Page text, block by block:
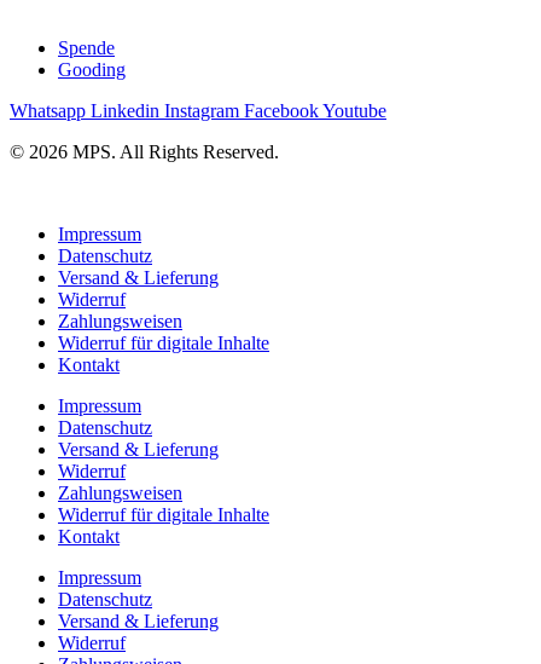
Spende
Gooding
Whatsapp Linkedin Instagram FacebookYoutube
© 2026 MPS. All Rights Reserved.
Impressum
Datenschutz
Versand & Lieferung
Widerruf
Zahlungsweisen
Widerruf für digitale Inhalte
Kontakt
Impressum
Datenschutz
Versand & Lieferung
Widerruf
Zahlungsweisen
Widerruf für digitale Inhalte
Kontakt
Impressum
Datenschutz
Versand & Lieferung
Widerruf